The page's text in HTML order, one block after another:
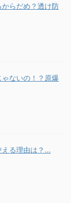
らだめ？透け防
ないの！？原爆
る理由は？...